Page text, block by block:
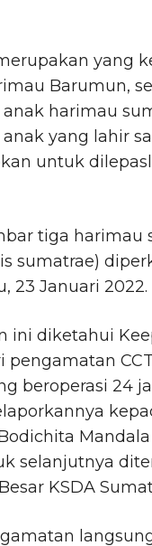
yang
Barumun,
anak harimau
anak yang lahir
untuk
tiga harimau
sumatrae)
23 Januari 2022.
ini diketahui
pengamatan
beroperasi 24
selanjutnya
KSDA